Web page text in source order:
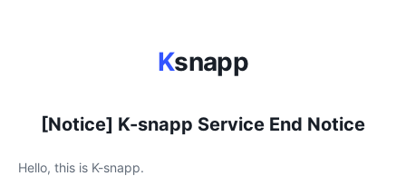
Ksnapp
[Notice] K-snapp Service End Notice
Hello, this is K-snapp.